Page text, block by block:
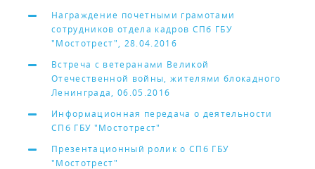
Награждение почетными грамотами
сотрудников отдела кадров СПб ГБУ
"Мостотрест", 28.04.2016
Встреча с ветеранами Великой
Отечественной войны, жителями блокадного
Ленинграда, 06.05.2016
Информационная передача о деятельности
СПб ГБУ "Мостотрест"
Презентационный ролик о СПб ГБУ
"Мостотрест"